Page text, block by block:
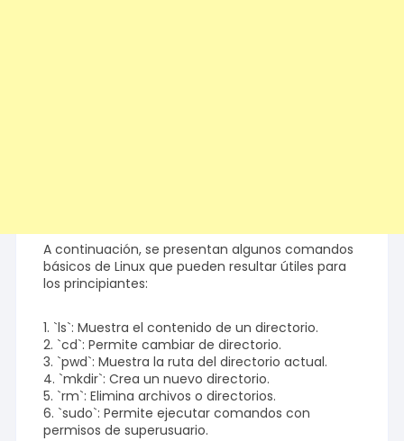
A continuación, se presentan algunos comandos
básicos de Linux que pueden resultar útiles para
los principiantes:
1. `ls`: Muestra el contenido de un directorio.
2. `cd`: Permite cambiar de directorio.
3. `pwd`: Muestra la ruta del directorio actual.
4. `mkdir`: Crea un nuevo directorio.
5. `rm`: Elimina archivos o directorios.
6. `sudo`: Permite ejecutar comandos con
permisos de superusuario.